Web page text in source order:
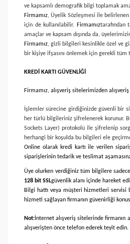
ve kapsamlı demografik bilgi toplamak
Firmamız, Üyelik Sözleşmesi ile
için de kullanılabilir. Firmamıztarafından
amaçlar ve kapsam dışında da,
Firmamız, gizli bilgileri kesinlikle özel ve
bir kişiye ifşasını önlemek için gerekli
KREDİ KARTI GÜVENLİĞİ
Firmamız, alışveriş sitelerimizden
İşlemler sürecine girdiğinizde güvenli bir
her türlü bilgileriniz şifrelenerek korunur.
Sockets Layer) protokolü ile şifrelenip
herhangi bir koşulda bu bilgileri ele
Online olarak kredi kartı ile verilen
siparişlerinin tedarik ve teslimat
Üye olurken verdiğiniz tüm bilgilere
128 bit SSLgüvenlik alanı içinde hareket
Bilgi hattı veya müşteri hizmetleri servisi
hizmeti sağlayan firmanın güvenirliği
Not: İnternet alışveriş sitelerinde firmanın
alışverişten önce telefon ederek teyit